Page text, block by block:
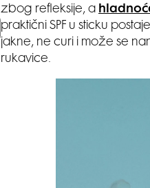
zbog refleksije, a
praktični SPF u sticku
jakne, ne curi i može se
rukavice.